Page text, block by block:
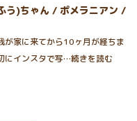
う)ちゃん / ポメラニアン /
が家に来てから10ヶ月が経ちま
にインスタで写…続きを読む